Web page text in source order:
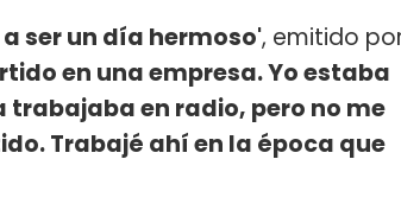
ser un día hermoso', emitido
en una empresa. Yo estaba
trabajaba en radio, pero no me
Trabajé ahí en la época que